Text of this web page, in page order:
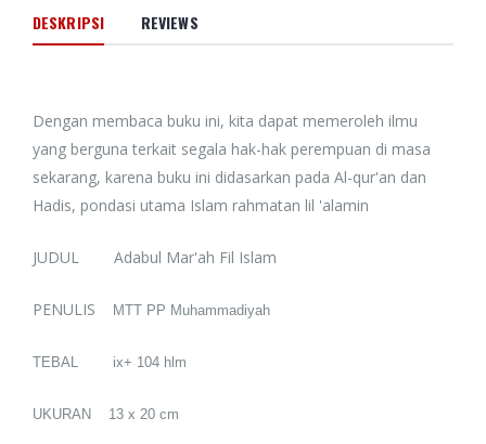
DESKRIPSI REVIEWS
Dengan membaca buku ini, kita dapat memeroleh ilmu
yang berguna terkait segala hak-hak perempuan di masa
sekarang, karena buku ini didasarkan pada Al-qur'an dan
Hadis, pondasi utama Islam rahmatan lil 'alamin
JUDUL Adabul Mar'ah Fil Islam
PENULIS MTT PP Muhammadiyah
TEBAL ix+ 104 hlm
UKURAN 13 x 20 cm